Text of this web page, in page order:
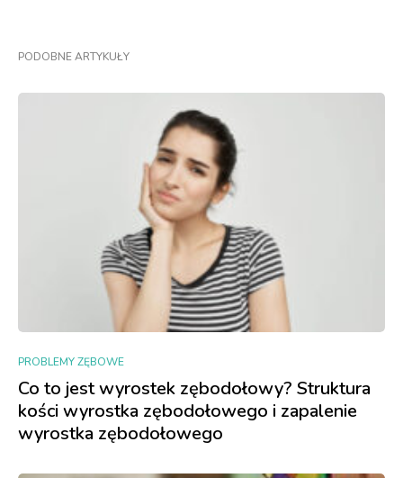
PODOBNE ARTYKUŁY
PROBLEMY ZĘBOWE
Co to jest wyrostek zębodołowy? Struktura
kości wyrostka zębodołowego i zapalenie
wyrostka zębodołowego